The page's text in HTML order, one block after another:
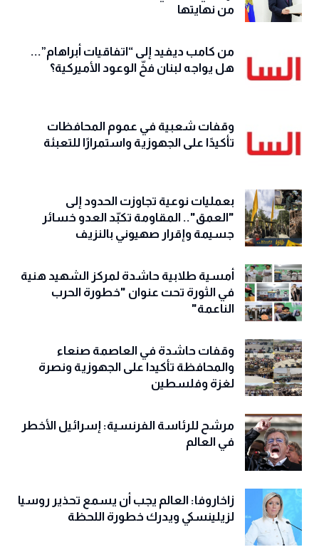
من نهايتها
من كامب ديفيد إلى “اتفاقيات أبراهام”...
هل يواجه لبنان فخّ الوعود الأميركية؟
وقفات شعبية في عموم المحافظات
تأكيدًا على الجهوزية واستمرارًا للتعبئة
بعمليات نوعية تجاوزت الحدود إلى
"العمق".. المقاومة تكبّد العدو خسائر
جسيمة وإقرار صهيوني بالنزيف
أمسية طلابية حاشدة لمركز الشهيد هنية
في الثورة تحت عنوان "خطورة الحرب
الناعمة"
وقفات حاشدة في العاصمة صنعاء
والمحافظة تأكيدا على الجهوزية ونصرة
لغزة وفلسطين
مرشح للرئاسة الفرنسية: إسرائيل الأخطر
في العالم
زاخاروفا: العالم يجب أن يسمع تحذير روسيا
لزيلينسكي ويدرك خطورة اللحظة